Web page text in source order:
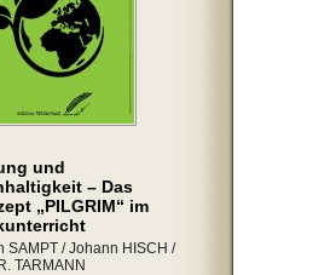
und
– Das
„PILGRIM“ im
SAMPT / Johann HISCH /
TARMANN